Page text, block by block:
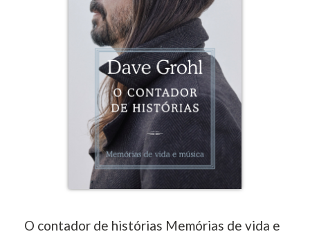
O contador de histórias Memórias de vida e